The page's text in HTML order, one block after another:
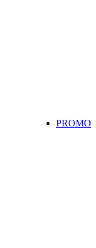
PROMO